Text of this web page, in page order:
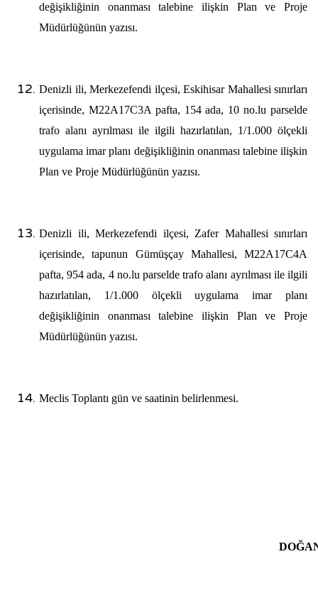
değişikliğinin onanmasıtalebine ilişkin Plan ve Proje
Müdürlüğünün yazısı.
Denizli ili, Merkezefendi ilçesi, Eskihisar Mahallesi sınırları
içerisinde, M22A17C3A pafta, 154 ada, 10 no.lu parselde
trafo alanı ayrılması ile ilgili hazırlatılan, 1/1.000 ölçekli
uygulama imar planı değişikliğinin onanması talebine ilişkin
Plan ve Proje Müdürlüğünün yazısı.
Denizli ili, Merkezefendi ilçesi, Zafer Mahallesi sınırları
içerisinde, tapunun Gümüşçay Mahallesi, M22A17C4A
pafta, 954 ada, 4 no.lu parselde trafo alanı ayrılması ile ilgili
hazırlatılan, 1/1.000 ölçekli uygulama imar planı
değişikliğinin onanmasıtalebine ilişkin Plan ve Proje
Müdürlüğünün yazısı.
Meclis Toplantı gün ve saatinin belirlenmesi.